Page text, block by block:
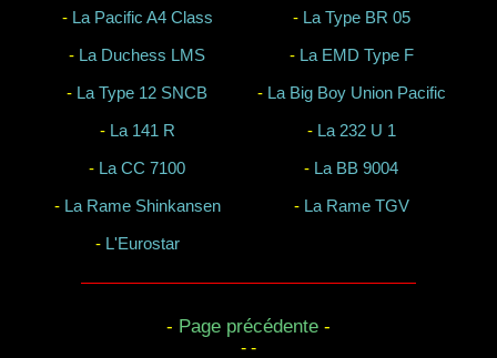
- La Pacific A4 Class - La Type BR 05
- La Duchess LMS - La EMD Type F
- La Type 12 SNCB - La Big Boy Union Pacific
- La 141 R - La 232 U 1
- La CC 7100 - La BB 9004
- La Rame Shinkansen - La Rame TGV
- L'Eurostar
- Page précédente -
- -